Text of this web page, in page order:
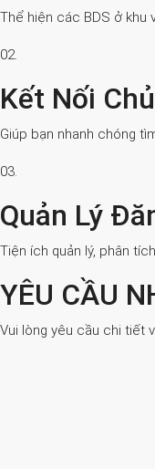
Thể hiện các BDS ở khu
02.
Kết Nối
Giúp bạn nhanh chóng
03.
Quản Lý
Tiện ích quản lý, phân
YÊU CẦU
Vui lòng yêu cầu chi tiết